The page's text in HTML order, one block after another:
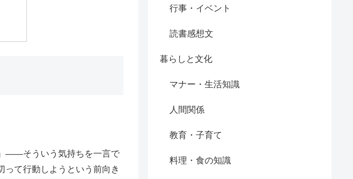
——そういう気持ちを一言で
て行動しようという前向き
行事・イベント
読書感想文
暮らしと文化
マナー・生活知識
人間関係
教育・子育て
料理・食の知識